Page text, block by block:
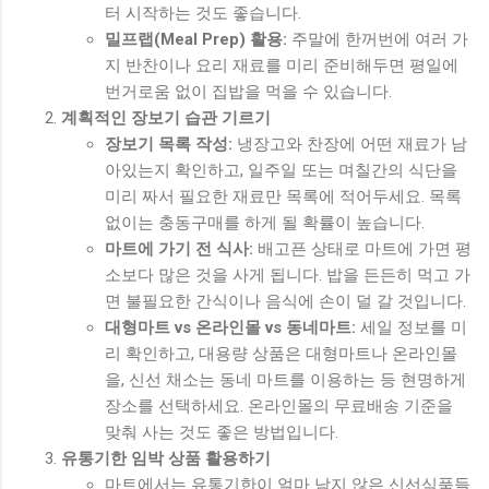
터 시작하는 것도 좋습니다.
밀프랩(Meal Prep) 활용: 주말에 한꺼번에 여러 가
지 반찬이나 요리 재료를 미리 준비해두면 평일에
번거로움 없이 집밥을 먹을 수 있습니다.
계획적인 장보기 습관 기르기
장보기 목록 작성: 냉장고와 찬장에 어떤 재료가 남
아있는지 확인하고, 일주일 또는 며칠간의 식단을
미리 짜서 필요한 재료만 목록에 적어두세요. 목록
없이는 충동구매를 하게 될 확률이 높습니다.
마트에 가기 전 식사: 배고픈 상태로 마트에 가면 평
소보다 많은 것을 사게 됩니다. 밥을 든든히 먹고 가
면 불필요한 간식이나 음식에 손이 덜 갈 것입니다.
대형마트 vs 온라인몰 vs 동네마트: 세일 정보를 미
리 확인하고, 대용량 상품은 대형마트나 온라인몰
을, 신선 채소는 동네 마트를 이용하는 등 현명하게
장소를 선택하세요. 온라인몰의 무료배송 기준을
맞춰 사는 것도 좋은 방법입니다.
유통기한 임박 상품 활용하기
마트에서는 유통기한이 얼마 남지 않은 신선식품들